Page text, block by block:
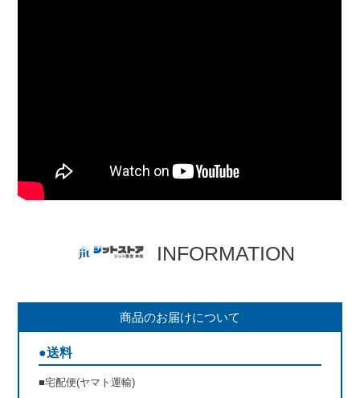
INFORMATION
商品のお届けについて
●送料
■宅配便(ヤマト運輸)